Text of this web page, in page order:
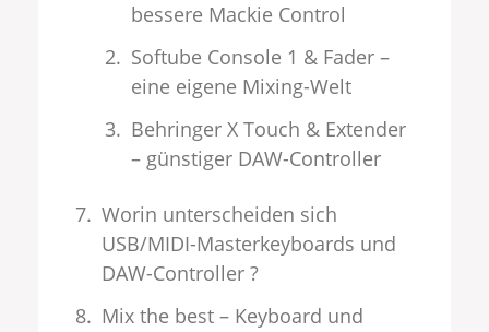
bessere Mackie Control
Softube Console 1 & Fader –
eine eigene Mixing-Welt
Behringer X Touch & Extender
– günstiger DAW-Controller
Worin unterscheiden sich
USB/MIDI-Masterkeyboards und
DAW-Controller ?
Mix the best – Keyboard und